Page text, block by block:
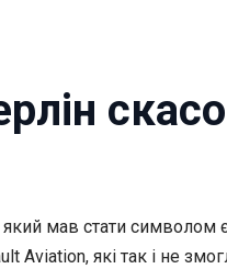
мав стати символом
які так і не